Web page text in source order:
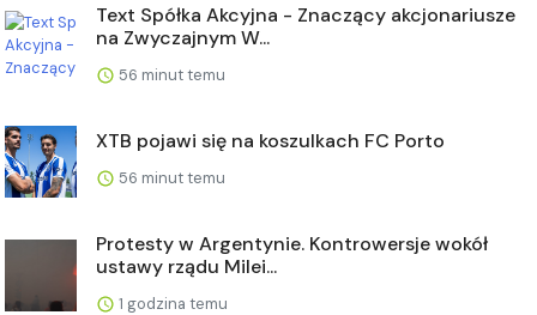
Text Spółka Akcyjna - Znaczący akcjonariusze
na Zwyczajnym W...
56 minut temu
XTB pojawi się na koszulkach FC Porto
56 minut temu
Protesty w Argentynie. Kontrowersje wokół
ustawy rządu Milei...
1 godzina temu